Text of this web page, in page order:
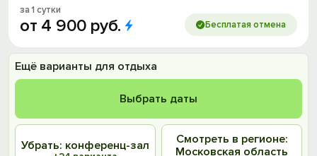
за 1 сутки
от 4 900 руб. Бесплатая отмена
Ещё варианты для отдыха
Выбрать даты
Убрать: конференц-зал
Смотреть в регионе:
Московская область